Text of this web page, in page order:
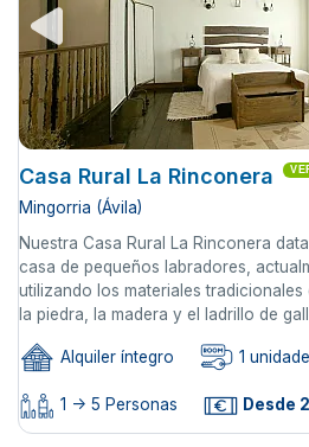
Casa Rural La Rinconera
Mingorria (Ávila)
Nuestra Casa Rural La Rinconera
casa de pequeños labradores,
utilizando los materiales
la piedra, la madera y el ladrillo de
Alquiler íntegro 1
1 -> 5 Personas Desde